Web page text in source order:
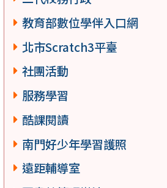
教育部數位學伴入口網
北市Scratch3平臺
社團活動
服務學習
酷課閱讀
南門好少年學習護照
遠距輔導室